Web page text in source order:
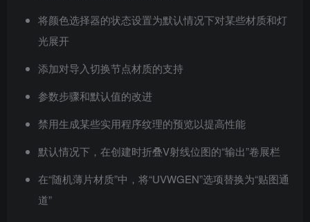
将颜色选择器的状态设置为默认情况下对某些材质和灯
光展开
添加对导入切换节点材质的支持
参数步骤和默认值的改进
禁用生成某些实用程序纹理的预览以提高性能
默认情况下，在创建时折叠V射线位图的“输出”卷展栏
在“随机薄片材质”中，将“UVWGEN”选项替换为“贴图通
道”